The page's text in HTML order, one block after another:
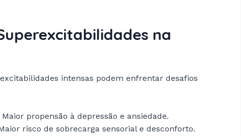
na
intensas podem enfrentar desafios
Maior propensão à depressão e ansiedade.
risco de sobrecarga sensorial e desconforto.